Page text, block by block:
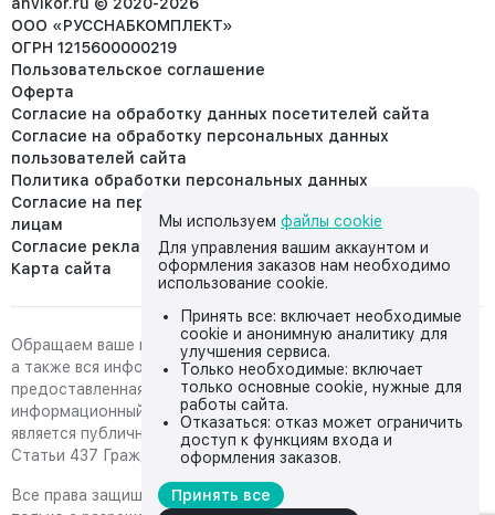
ООО «РУССНАБКОМПЛЕКТ»
ОГРН 1215600000219
Пользовательское соглашение
Оферта
Согласие на обработку данных посетителей сайта
Согласие на обработку персональных данных
пользователей сайта
Политика обработки персональных данных
Согласие на передачу персональных данных третьим
лицам
Согласие реклама
Карта сайта
Обращаем ваше внимание на то, что данный интернет-сайт,
а также вся информация о товарах и ценах,
предоставленная на нём, носит исключительно
информационный характер и ни при каких условиях не
является публичной офертой, определяемой положениями
Статьи 437 Гражданского кодекса Российской Федерации.
Все права защищены, любое копирование с сайта возможно
Мы используем файлы cookie
Для управления вашим аккаунтом и
оформления заказов нам необходимо
использование cookie.
Принять все: включает необходимые
cookie и анонимную аналитику для
улучшения сервиса.
Только необходимые: включает
только основные cookie, нужные для
работы сайта.
Отказаться: отказ может ограничить
доступ к функциям входа и
оформления заказов.
Принять все